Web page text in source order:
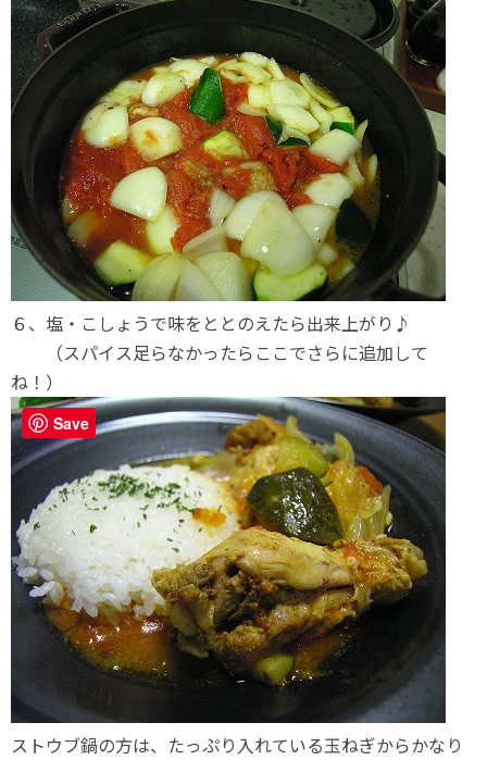
６、塩・こしょうで味をととのえたら出来上がり♪
（スパイス足らなかったらここでさらに追加して
ね！）
ストウブ鍋の方は、たっぷり入れている玉ねぎからかなり
Save